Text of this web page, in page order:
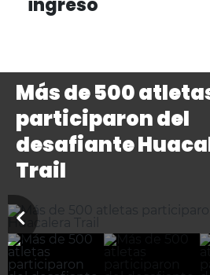
ingreso
Más de 500
participaron del
desafiante
Trail